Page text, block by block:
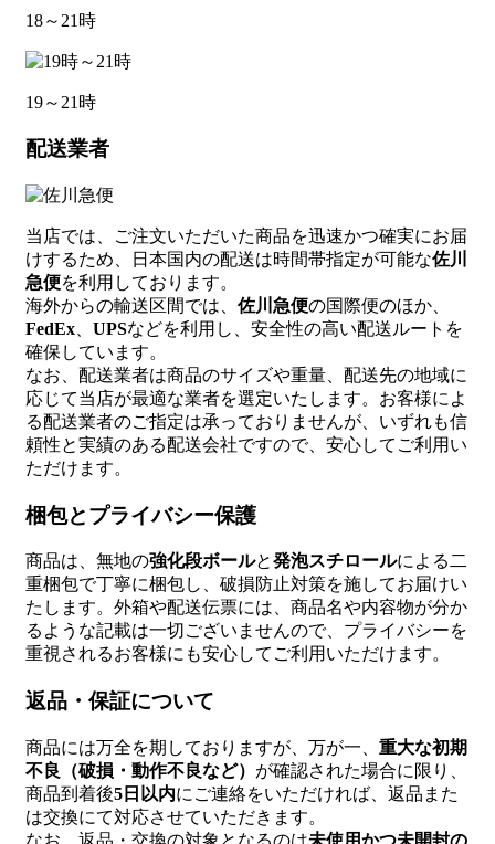
18～21時
19～21時
配送業者
当店では、ご注文いただいた商品を迅速かつ確実にお届
けするため、日本国内の配送は時間帯指定が可能な佐川
急便を利用しております。
海外からの輸送区間では、 佐川急便の国際便のほか、
FedEx
UPSなどを利用し、安全性の高い配送ルートを
確保しています。
なお、配送業者は商品のサイズや重量、配送先の地域に
応じて当店が最適な業者を選定いたします。お客様によ
る配送業者のご指定は承っておりませんが、いずれも信
頼性と実績のある配送会社ですので、安心してご利用い
ただけます。
梱包とプライバシー保護
商品は、無地の強化段ボールと発泡スチロールによる二
重梱包で丁寧に梱包し、破損防止対策を施してお届けい
たします。外箱や配送伝票には、商品名や内容物が分か
るような記載は一切ございませんので、プライバシーを
重視されるお客様にも安心してご利用いただけます。
返品・保証について
商品には万全を期しておりますが、万が一、 重大な初期
不良（破損・動作不良など） が確認された場合に限り、
商品到着後5日以内にご連絡をいただければ、返品また
は交換にて対応させていただきます。
なお、返品・交換の対象となるのは未使用かつ未開封の